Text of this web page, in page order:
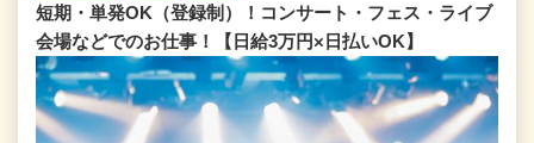
短期・単発OK（登録制）！コンサート・フェス・ライブ
会場などでのお仕事！【日給3万円×日払いOK】